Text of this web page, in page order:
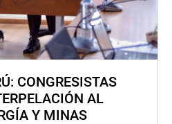
CONGRESISTAS
AL
Y MINAS